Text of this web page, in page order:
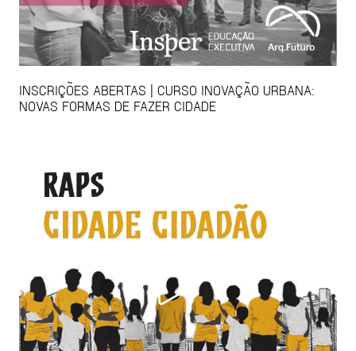
INSCRIÇÕES ABERTAS | CURSO INOVAÇÃO URBANA:
NOVAS FORMAS DE FAZER CIDADE